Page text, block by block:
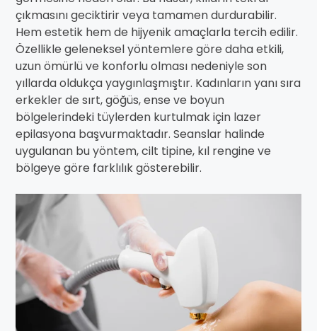
çıkmasını geciktirir veya tamamen durdurabilir.
Hem estetik hem de hijyenik amaçlarla tercih edilir.
Özellikle geleneksel yöntemlere göre daha etkili,
uzun ömürlü ve konforlu olması nedeniyle son
yıllarda oldukça yaygınlaşmıştır. Kadınların yanı sıra
erkekler de sırt, göğüs, ense ve boyun
bölgelerindeki tüylerden kurtulmak için lazer
epilasyona başvurmaktadır. Seanslar halinde
uygulanan bu yöntem, cilt tipine, kıl rengine ve
bölgeye göre farklılık gösterebilir.